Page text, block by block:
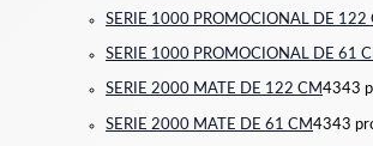
SERIE 1000 PROMOCIONAL DE 122
SERIE 1000 PROMOCIONAL DE 61
SERIE 2000 MATE DE 122 CM4343
SERIE 2000 MATE DE 61 CM4343